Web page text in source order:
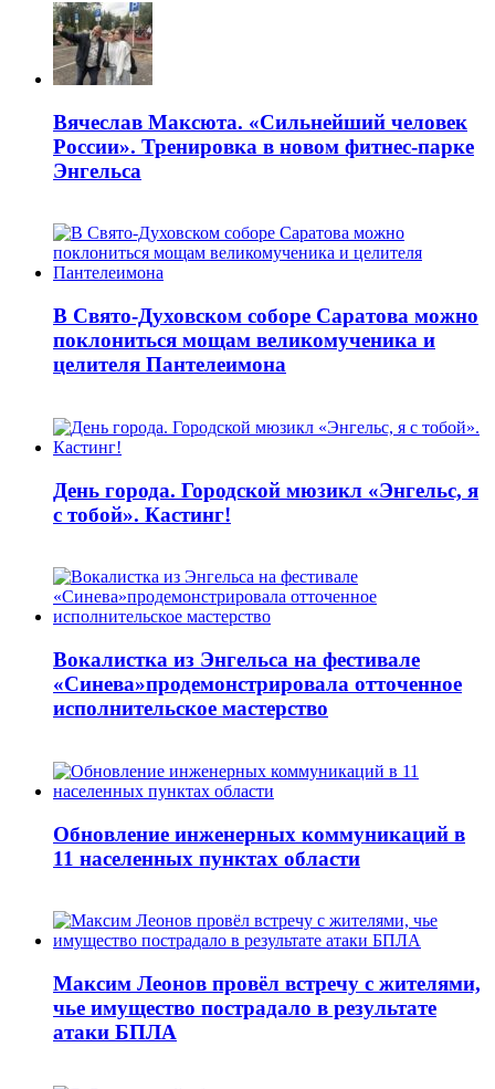
Вячеслав Максюта. «Сильнейший человек
России». Тренировка в новом фитнес-парке
Энгельса
В Свято-Духовском соборе Саратова можно
поклониться мощам великомученика и
целителя Пантелеимона
День города. Городской мюзикл «Энгельс, я
с тобой». Кастинг!
Вокалистка из Энгельса на фестивале
«Синева»продемонстрировала отточенное
исполнительское мастерство
Обновление инженерных коммуникаций в
11 населенных пунктах области
Максим Леонов провёл встречу с жителями,
чье имущество пострадало в результате
атаки БПЛА